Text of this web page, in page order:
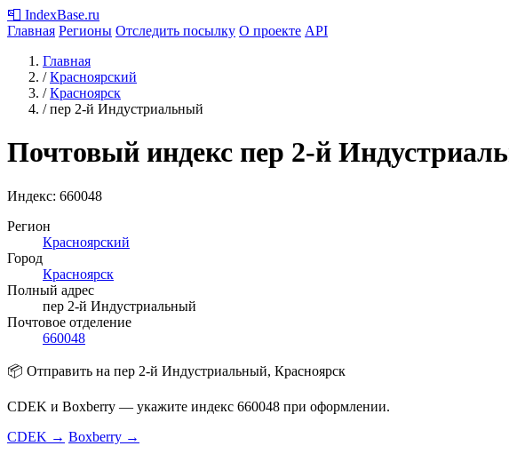
📮 IndexBase.ru
Главная Регионы Отследить посылку О проекте API
Главная
/ Красноярский
/ Красноярск
/ пер 2-й Индустриальный
Почтовый индекс пер 2-й
Индекс: 660048
Регион
Красноярский
Город
Красноярск
Полный адрес
пер 2-й Индустриальный
Почтовое отделение
660048
📦 Отправить на пер 2-й Индустриальный, Красноярск
CDEK и Boxberry — укажите индекс 660048 при оформлении.
CDEK → Boxberry →